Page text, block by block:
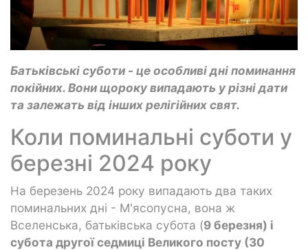
Батьківські суботи - це особливі дні поминання
покійних. Вони щороку випадають у різні дати
та залежать від інших релігійних свят.
Коли поминальні суботи у
березні 2024 року
На березень 2024 року випадають два таких
поминальних дні - М'ясопусна, вона ж
Вселенська, батьківська субота (9 березня) і
субота другої седмиці Великого посту (30